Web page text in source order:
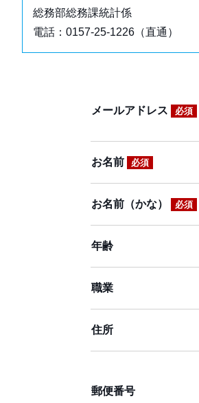
総務部総務課統計係
電話：0157-25-1226（直通）
メールアドレス 必須
お名前 必須
お名前（かな） 必須
年齢
職業
住所
郵便番号